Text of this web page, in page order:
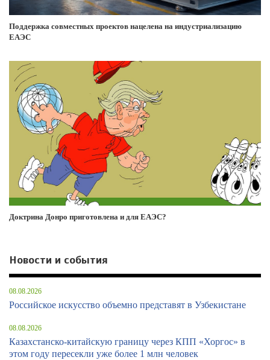
Поддержка совместных проектов нацелена на индустриализацию
ЕАЭС
Доктрина Донро приготовлена и для ЕАЭС?
Новости и события
08.08.2026
Российское искусство объемно представят в Узбекистане
08.08.2026
Казахстанско-китайскую границу через КПП «Хоргос» в
этом году пересекли уже более 1 млн человек